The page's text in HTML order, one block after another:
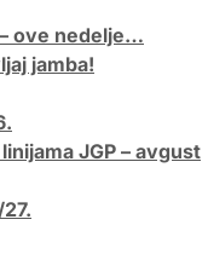
ove nedelje…
jamba!
JGP – avgust